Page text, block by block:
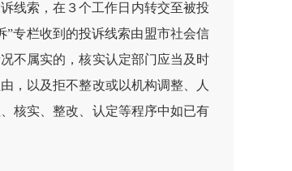
线索，在３个工作日内转交至被投
”专栏收到的投诉线索由盟市社会信
不属实的，核实认定部门应当及时
，以及拒不整改或以机构调整、人
核实、整改、认定等程序中如已有